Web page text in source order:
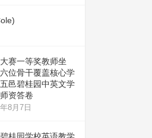
赛一等奖教师坐
位骨干覆盖核心学
邑碧桂园中英文学
资答卷
8月7日